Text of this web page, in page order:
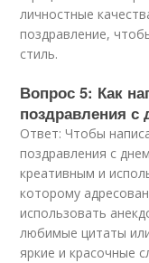
личностные
поздравление,
стиль.
Вопрос 5: Как
поздравления с
Ответ: Чтобы
поздравления с
креативным и
которому
использовать
любимые цитаты
яркие и красочные